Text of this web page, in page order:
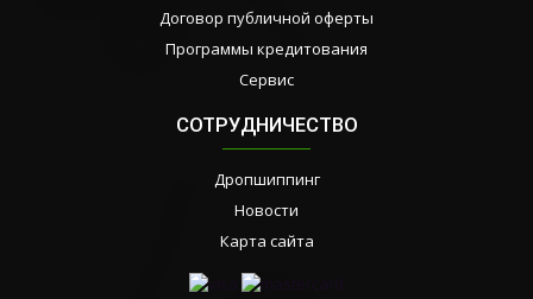
Договор публичной оферты
Программы кредитования
Сервис
СОТРУДНИЧЕСТВО
Дропшиппинг
Новости
Карта сайта